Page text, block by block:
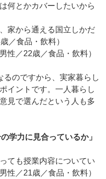
何とかカバーしたいから
家から通える国立しかだ
／食品・飲料）
性／22歳／食品・飲料）
のですから、実家暮らし
イントです。一人暮らし
見で選んだという人も多
学力に見合っているか」
ても授業内容についてい
性／21歳／食品・飲料）